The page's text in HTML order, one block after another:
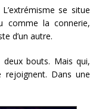
se situe
comme la connerie,
d’un autre.
deux bouts. Mais qui,
Dans une